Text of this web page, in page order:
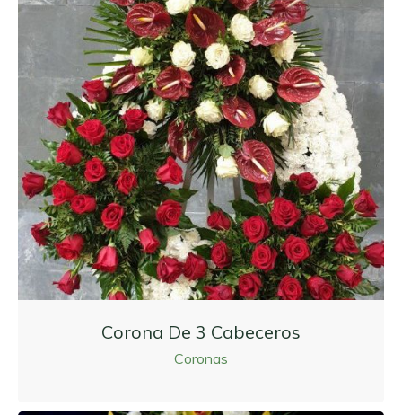
Corona De 3 Cabeceros
Coronas